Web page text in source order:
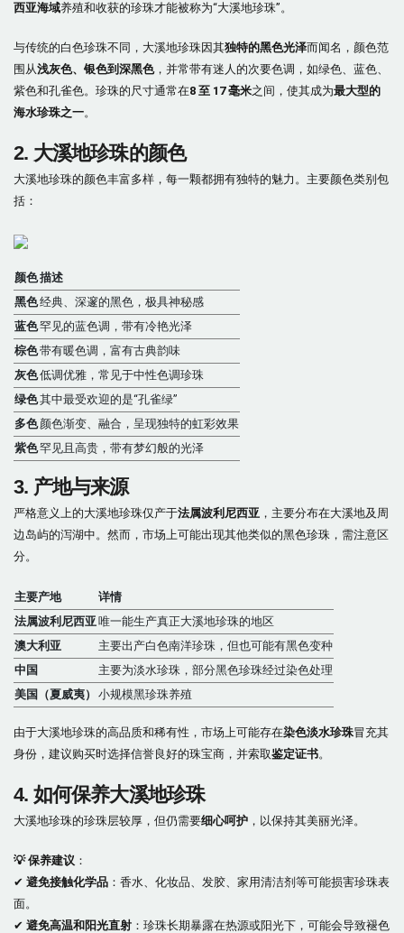
西亚海域养殖和收获的珍珠才能被称为“大溪地珍珠”。
与传统的白色珍珠不同，大溪地珍珠因其独特的黑色光泽而闻名，颜色范
围从浅灰色、银色到深黑色，并常带有迷人的次要色调，如绿色、蓝色、
紫色和孔雀色。珍珠的尺寸通常在8 至 17 毫米之间，使其成为最大型的
海水珍珠之一。
2. 大溪地珍珠的颜色
大溪地珍珠的颜色丰富多样，每一颗都拥有独特的魅力。主要颜色类别包
括：
颜色描述
黑色经典、深邃的黑色，极具神秘感
蓝色罕见的蓝色调，带有冷艳光泽
棕色带有暖色调，富有古典韵味
灰色低调优雅，常见于中性色调珍珠
绿色其中最受欢迎的是“孔雀绿”
多色颜色渐变、融合，呈现独特的虹彩效果
紫色罕见且高贵，带有梦幻般的光泽
3. 产地与来源
严格意义上的大溪地珍珠仅产于法属波利尼西亚 ，主要分布在大溪地及周
边岛屿的泻湖中。然而，市场上可能出现其他类似的黑色珍珠，需注意区
分。
主要产地
详情
法属波利尼西亚唯一能生产真正大溪地珍珠的地区
澳大利亚
主要出产白色南洋珍珠，但也可能有黑色变种
中国
主要为淡水珍珠，部分黑色珍珠经过染色处理
美国（夏威夷）
小规模黑珍珠养殖
由于大溪地珍珠的高品质和稀有性，市场上可能存在染色淡水珍珠冒充其
身份，建议购买时选择信誉良好的珠宝商，并索取鉴定证书。
4. 如何保养大溪地珍珠
大溪地珍珠的珍珠层较厚，但仍需要细心呵护 ，以保持其美丽光泽。
💡 保养建议 ：
✔ 避免接触化学品 ：香水、化妆品、发胶、家用清洁剂等可能损害珍珠表
面。
✔ 避免高温和阳光直射 ：珍珠长期暴露在热源或阳光下，可能会导致褪色